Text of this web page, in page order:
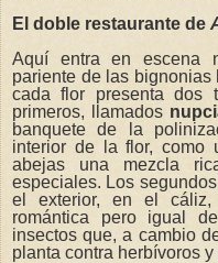
El doble restaurante de
Aquí entra en escena
pariente de las bignonias
cada flor presenta dos
primeros, llamados
banquete de la
interior de la flor, como
abejas una mezcla
especiales. Los
el exterior, en el cáliz,
romántica pero igual
insectos que, a cambio
planta contra herbívoros